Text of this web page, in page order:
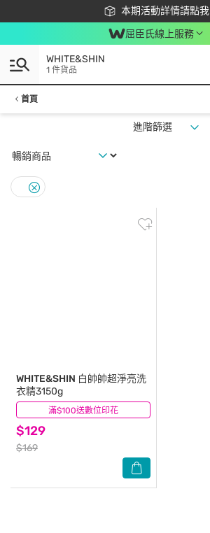
本期活動詳情請點我
下載app最高回饋$350
屈臣氏線上服務
WHITE&SHIN
1 件貨品
首頁
進階篩選
滿$100送數位印花
WHITE&SHIN 白帥帥超淨亮洗
衣精3150g
$129
$169
(4)